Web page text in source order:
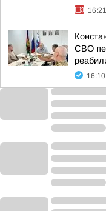
16:21
СВО
16:10